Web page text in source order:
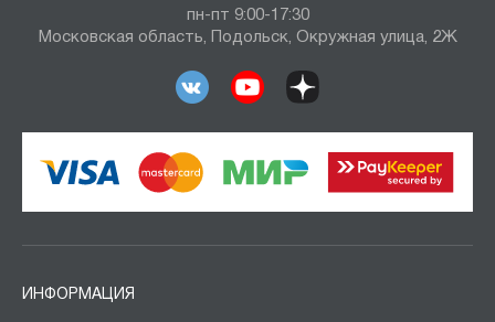
пн-пт 9:00-17:30
Московская область, Подольск, Окружная улица, 2Ж
ИНФОРМАЦИЯ